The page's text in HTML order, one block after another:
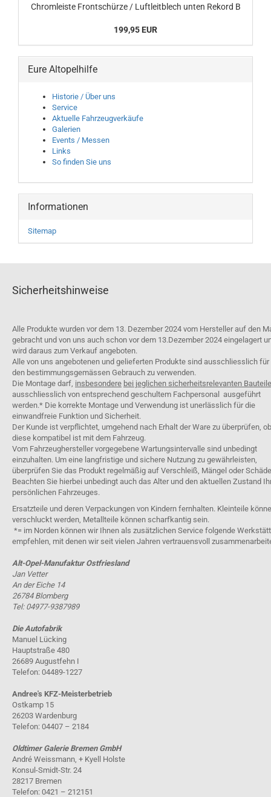
Chromleiste Frontschürze / Luftleitblech unten Rekord B
199,95 EUR
Eure Altopelhilfe
Historie / Über uns
Service
Aktuelle Fahrzeugverkäufe
Galerien
Events / Messen
Links
So finden Sie uns
Informationen
Sitemap
Sicherheitshinweise
Alle Produkte wurden vor dem 13. Dezember 2024 vom Hersteller auf den
gebracht und von uns auch schon vor dem 13.Dezember 2024 eingelagert
wird daraus zum Verkauf angeboten.
Alle von uns angebotenen und gelieferten Produkte sind ausschliesslich für
den bestimmungsgemässen Gebrauch zu verwenden.
Die Montage darf, insbesondere bei jeglichen sicherheitsrelevanten
ausschliesslich von entsprechend geschultem Fachpersonal ausgeführt
werden.* Die korrekte Montage und Verwendung ist unerlässlich für die
einwandfreie Funktion und Sicherheit.
Der Kunde ist verpflichtet, umgehend nach Erhalt der Ware zu überprüfen, ob
diese kompatibel ist mit dem Fahrzeug.
Vom Fahrzeughersteller vorgegebene Wartungsintervalle sind unbedingt
einzuhalten. Um eine langfristige und sichere Nutzung zu gewährleisten,
überprüfen Sie das Produkt regelmäßig auf Verschleiß, Mängel oder
Beachten Sie hierbei unbedingt auch das Alter und den aktuellen Zustand
persönlichen Fahrzeuges.
Ersatzteile und deren Verpackungen von Kindern fernhalten. Kleinteile
verschluckt werden, Metallteile können scharfkantig sein.
*= im Norden können wir Ihnen als zusätzlichen Service folgende
empfehlen, mit denen wir seit vielen Jahren vertrauensvoll
Alt-Opel-Manufaktur Ostfriesland
Jan Vetter
An der Eiche 14
26784 Blomberg
Tel: 04977-9387989
Die Autofabrik
Manuel Lücking
Hauptstraße 480
26689 Augustfehn I
Telefon: 04489-1227
Andree's KFZ-Meisterbetrieb
Ostkamp 15
26203 Wardenburg
Telefon: 04407 – 2184
Oldtimer Galerie Bremen GmbH
André Weissmann, + Kyell Holste
Konsul-Smidt-Str. 24
28217 Bremen
Telefon: 0421 – 212151